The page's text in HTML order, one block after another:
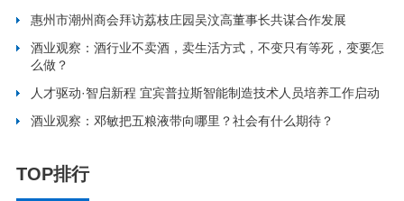
惠州市潮州商会拜访荔枝庄园吴汶高董事长共谋合作发展
酒业观察：酒行业不卖酒，卖生活方式，不变只有等死，变要怎
么做？
人才驱动·智启新程 宜宾普拉斯智能制造技术人员培养工作启动
酒业观察：邓敏把五粮液带向哪里？社会有什么期待？
TOP排行